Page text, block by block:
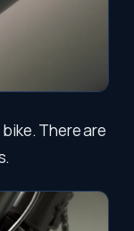
There are